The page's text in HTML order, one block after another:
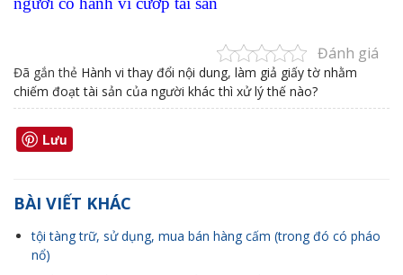
Đánh giá
Đã gắn thẻ Hành vi thay đổi nội dung, làm giả giấy tờ nhằm
chiếm đoạt tài sản của người khác thì xử lý thế nào?
Lưu
BÀI VIẾT KHÁC
tội tàng trữ, sử dụng, mua bán hàng cấm (trong đó có pháo
nổ)